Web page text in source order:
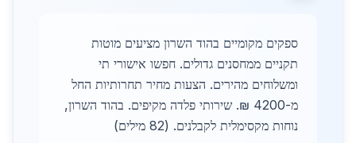
ספקים מקומיים בהוד השרון מציעים מוטות
תקניים ממחסנים גדולים. חפשו אישורי תי
ומשלוחים מהירים. הצעות מחיר תחרותיות החל
מ-4200 ₪. שירותי פלדה מקיפים. בהוד השרון,
נוחות מקסימלית לקבלנים. (82 מילים)